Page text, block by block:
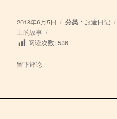
发
布
于
2018年6月5日
分
分类：旅途日记
上的故事
阅读次数: 536
于
留下评论